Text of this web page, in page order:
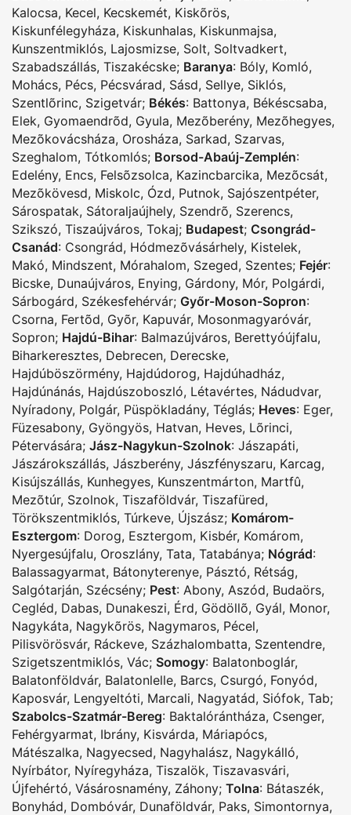
Kalocsa, Kecel, Kecskemét, Kiskõrös,
Kiskunfélegyháza, Kiskunhalas, Kiskunmajsa,
Kunszentmiklós, Lajosmizse, Solt, Soltvadkert,
Szabadszállás, Tiszakécske; Baranya: Bóly, Komló,
Mohács, Pécs, Pécsvárad, Sásd, Sellye, Siklós,
Szentlõrinc, Szigetvár; Békés: Battonya, Békéscsaba,
Elek, Gyomaendrõd, Gyula, Mezõberény, Mezõhegyes,
Mezõkovácsháza, Orosháza, Sarkad, Szarvas,
Szeghalom, Tótkomlós; Borsod-Abaúj-Zemplén:
Edelény, Encs, Felsõzsolca, Kazincbarcika, Mezõcsát,
Mezõkövesd, Miskolc, Ózd, Putnok, Sajószentpéter,
Sárospatak, Sátoraljaújhely, Szendrõ, Szerencs,
Szikszó, Tiszaújváros, Tokaj; Budapest; Csongrád-
Csanád: Csongrád, Hódmezõvásárhely, Kistelek,
Makó, Mindszent, Mórahalom, Szeged, Szentes; Fejér:
Bicske, Dunaújváros, Enying, Gárdony, Mór, Polgárdi,
Sárbogárd, Székesfehérvár; Győr-Moson-Sopron:
Csorna, Fertõd, Gyõr, Kapuvár, Mosonmagyaróvár,
Sopron; Hajdú-Bihar: Balmazújváros, Berettyóújfalu,
Biharkeresztes, Debrecen, Derecske,
Hajdúböszörmény, Hajdúdorog, Hajdúhadház,
Hajdúnánás, Hajdúszoboszló, Létavértes, Nádudvar,
Nyíradony, Polgár, Püspökladány, Téglás; Heves: Eger,
Füzesabony, Gyöngyös, Hatvan, Heves, Lõrinci,
Pétervására; Jász-Nagykun-Szolnok: Jászapáti,
Jászárokszállás, Jászberény, Jászfényszaru, Karcag,
Kisújszállás, Kunhegyes, Kunszentmárton, Martfû,
Mezõtúr, Szolnok, Tiszaföldvár, Tiszafüred,
Törökszentmiklós, Túrkeve, Újszász; Komárom-
Esztergom: Dorog, Esztergom, Kisbér, Komárom,
Nyergesújfalu, Oroszlány, Tata, Tatabánya; Nógrád:
Balassagyarmat, Bátonyterenye, Pásztó, Rétság,
Salgótarján, Szécsény; Pest: Abony, Aszód, Budaörs,
Cegléd, Dabas, Dunakeszi, Érd, Gödöllõ, Gyál, Monor,
Nagykáta, Nagykõrös, Nagymaros, Pécel,
Pilisvörösvár, Ráckeve, Százhalombatta, Szentendre,
Szigetszentmiklós, Vác; Somogy: Balatonboglár,
Balatonföldvár, Balatonlelle, Barcs, Csurgó, Fonyód,
Kaposvár, Lengyeltóti, Marcali, Nagyatád, Siófok, Tab;
Szabolcs-Szatmár-Bereg: Baktalórántháza, Csenger,
Fehérgyarmat, Ibrány, Kisvárda, Máriapócs,
Mátészalka, Nagyecsed, Nagyhalász, Nagykálló,
Nyírbátor, Nyíregyháza, Tiszalök, Tiszavasvári,
Újfehértó, Vásárosnamény, Záhony; Tolna: Bátaszék,
Bonyhád, Dombóvár, Dunaföldvár, Paks, Simontornya,